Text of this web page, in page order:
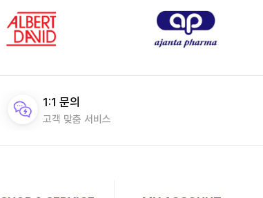
1:1 문의
고객 맞춤 서비스